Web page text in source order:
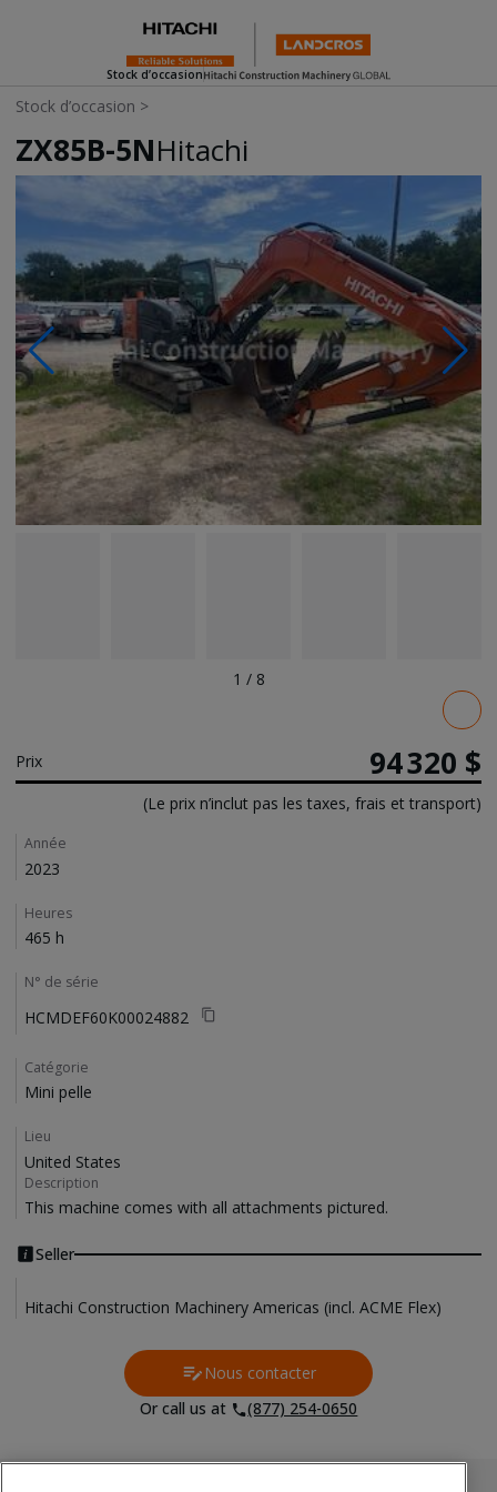
Stock d’occasion
Stock d’occasion >
ZX85B-5NHitachi
Photos & Videos
1 / 8
Prix 94 320 $
(Le prix n’inclut pas les taxes, frais et transport)
Details
Année
2023
Heures
465 h
N° de série
HCMDEF60K00024882
Catégorie
Mini pelle
Lieu
United States
Description
This machine comes with all attachments pictured.
Seller
Hitachi Construction Machinery Americas (incl. ACME Flex)
Contact Us
Nous contacter
Or call us at
(877) 254-0650